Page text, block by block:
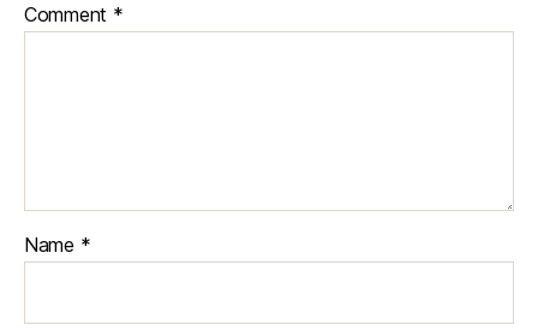
Comment *
Name *